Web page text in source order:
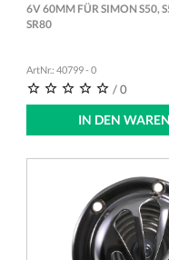
6V 60MM FÜR SIMON S50,
SR80
ArtNr.: 40799 - 0
/ 0
IN DEN